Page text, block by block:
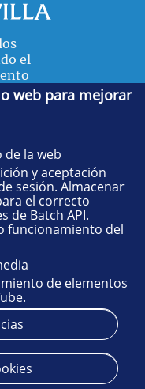
el
Sevilla. Tel.:
ffisaog@us.es
Cookies
de Sevilla
web para mejorar
la web
y aceptación
sesión. Almacenar
el correcto
de Batch API.
funcionamiento del
de elementos